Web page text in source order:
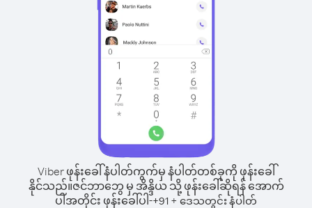
Viber ဖုန်းခေါ်နံပါတ်ကွက်မှ နံပါတ်တစ်ခုကို ဖုန်းခေါ်
နိုင်သည်။ဇင်ဘာဘွေ မှ အိန္ဒိယ သို့ ဖုန်းခေါ်ဆိုရန် အောက်
ပါအတိုင်း ဖုန်းခေါ်ပါ-+91 +ဒေသတွင်း နံပါတ်